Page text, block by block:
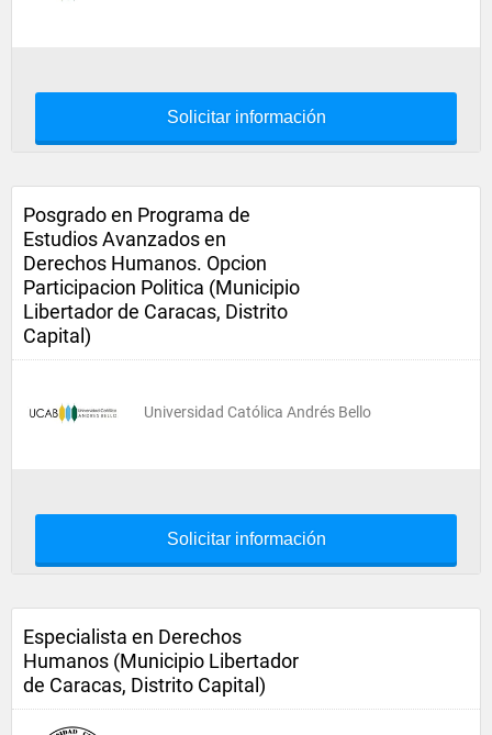
Solicitar información
Posgrado en Programa de
Estudios Avanzados en
Derechos Humanos. Opcion
Participacion Politica (Municipio
Libertador de Caracas, Distrito
Capital)
Universidad Católica Andrés Bello
Solicitar información
Especialista en Derechos
Humanos (Municipio Libertador
de Caracas, Distrito Capital)